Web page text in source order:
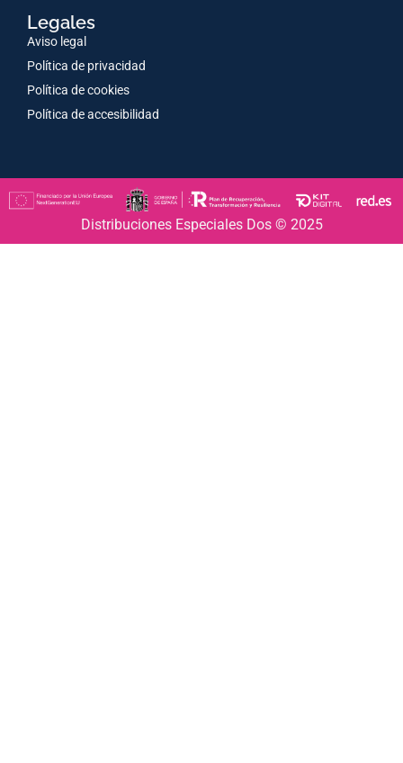
Legales
Aviso legal
Política de privacidad
Política de cookies
Política de accesibilidad
Distribuciones Especiales Dos © 2025